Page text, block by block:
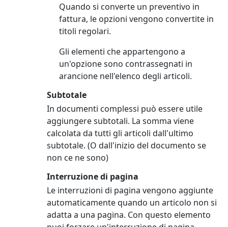
Quando si converte un preventivo in
fattura, le opzioni vengono convertite in
titoli regolari.
Gli elementi che appartengono a
un'opzione sono contrassegnati in
arancione nell'elenco degli articoli.
Subtotale
In documenti complessi può essere utile
aggiungere subtotali. La somma viene
calcolata da tutti gli articoli dall'ultimo
subtotale. (O dall'inizio del documento se
non ce ne sono)
Interruzione di pagina
Le interruzioni di pagina vengono aggiunte
automaticamente quando un articolo non si
adatta a una pagina. Con questo elemento